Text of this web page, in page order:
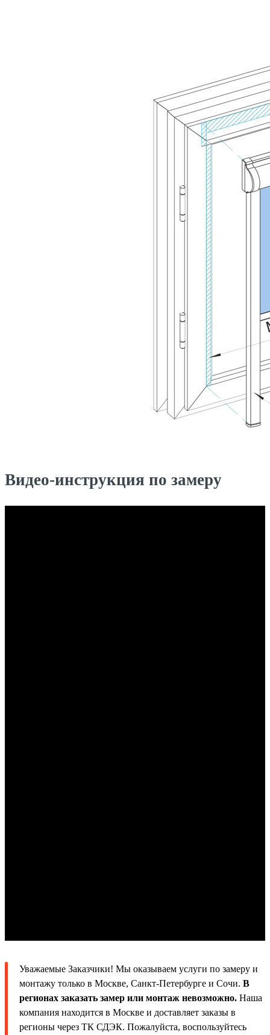
Видео-инструкция по замеру
Уважаемые Заказчики! Мы оказываем услуги по замеру и
монтажу только в Москве, Санкт-Петербурге и Сочи. В
регионах заказать замер или монтаж невозможно. Наша
компания находится в Москве и доставляет заказы в
регионы через ТК СДЭК. Пожалуйста, воспользуйтесь